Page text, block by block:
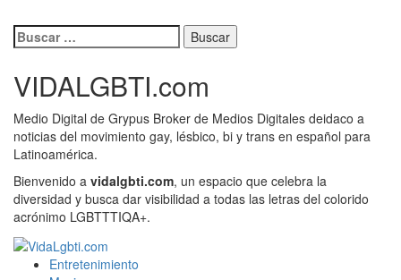
Buscar:
VIDALGBTI.com
Medio Digital de Grypus Broker de Medios Digitales deidaco a
noticias del movimiento gay, lésbico, bi y trans en español para
Latinoamérica.
Bienvenido a vidalgbti.com, un espacio que celebra la
diversidad y busca dar visibilidad a todas las letras del colorido
acrónimo LGBTTTIQA+.
ORGULLO LGBTIQ+
Entretenimiento